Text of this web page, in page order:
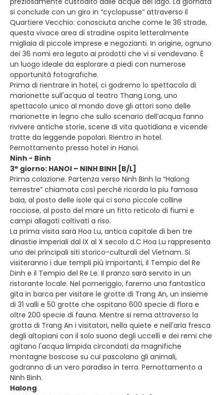
si conclude con un giro in “cyclopusse” attraverso il
Quartiere Vecchio: conosciuta anche come le 36 strade,
questa vivace area di stradine ospita letteralmente
migliaia di piccole imprese e negozianti. In origine, ognuno
dei 36 nomi era legato ai prodotti che vi si vendevano. È
un luogo ideale da esplorare a piedi con numerose
opportunità fotografiche.
Prima di rientrare in hotel, ci godremo lo spettacolo di
marionette sull'acqua al teatro Thang Long, uno
spettacolo unico al mondo dove gli attori sono delle
marionette in legno che sullo scenario dell’acqua fanno
rivivere antiche storie, scene di vita quotidiana e vicende
tratte da leggende popolari. Rientro in hotel.
Pernottamento presso hotel in Hanoi.
Ninh - Binh
3° giorno: HANOI – NINH BINH [B/L]
Prima colazione. Partenza verso Ninh Binh la “Halong
terrestre” chiamata così perché ricorda la piu famosa
baia, al posto delle isole qui ci sono piccole colline
rocciose, al posto del mare un fitto reticolo di fiumi e
campi allagati coltivati a riso.
La prima visita sarà Hoa Lu, antica capitale di ben tre
dinastie imperiali dal IX al X secolo d.C Hoa Lu rappresenta
uno dei principali siti storico-culturali del Vietnam. Si
visiteranno i due templi più importanti, il Tempio del Re
Dinh e il Tempio del Re Le. Il pranzo sarà servito in un
ristorante locale. Nel pomeriggio, faremo una fantastica
gita in barca per visitare le grotte di Trang An, un insieme
di 31 valli e 50 grotte che ospitano 600 specie di flora e
oltre 200 specie di fauna. Mentre si rema attraverso la
grotta di Trang An i visitatori, nella quiete e nell'aria fresca
degli altopiani con il solo suono degli uccelli e dei remi che
agitano l'acqua limpida circondati da magnifiche
montagne boscose su cui pascolano gli animali,
godranno di un vero paradiso in terra. Pernottamento a
Ninh Binh.
Halong